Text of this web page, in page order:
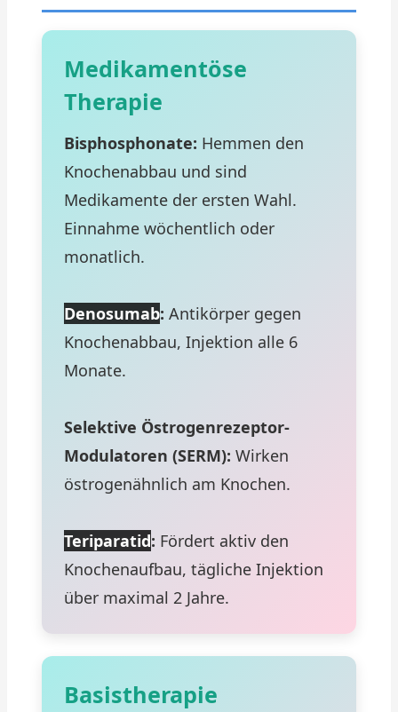
Medikamentöse
Therapie
Bisphosphonate: Hemmen den
Knochenabbau und sind
Medikamente der ersten Wahl.
Einnahme wöchentlich oder
monatlich.
Denosumab: Antikörper gegen
Knochenabbau, Injektion alle 6
Monate.
Selektive Östrogenrezeptor-
Modulatoren (SERM): Wirken
östrogenähnlich am Knochen.
Teriparatid: Fördert aktiv den
Knochenaufbau, tägliche Injektion
über maximal 2 Jahre.
Basistherapie